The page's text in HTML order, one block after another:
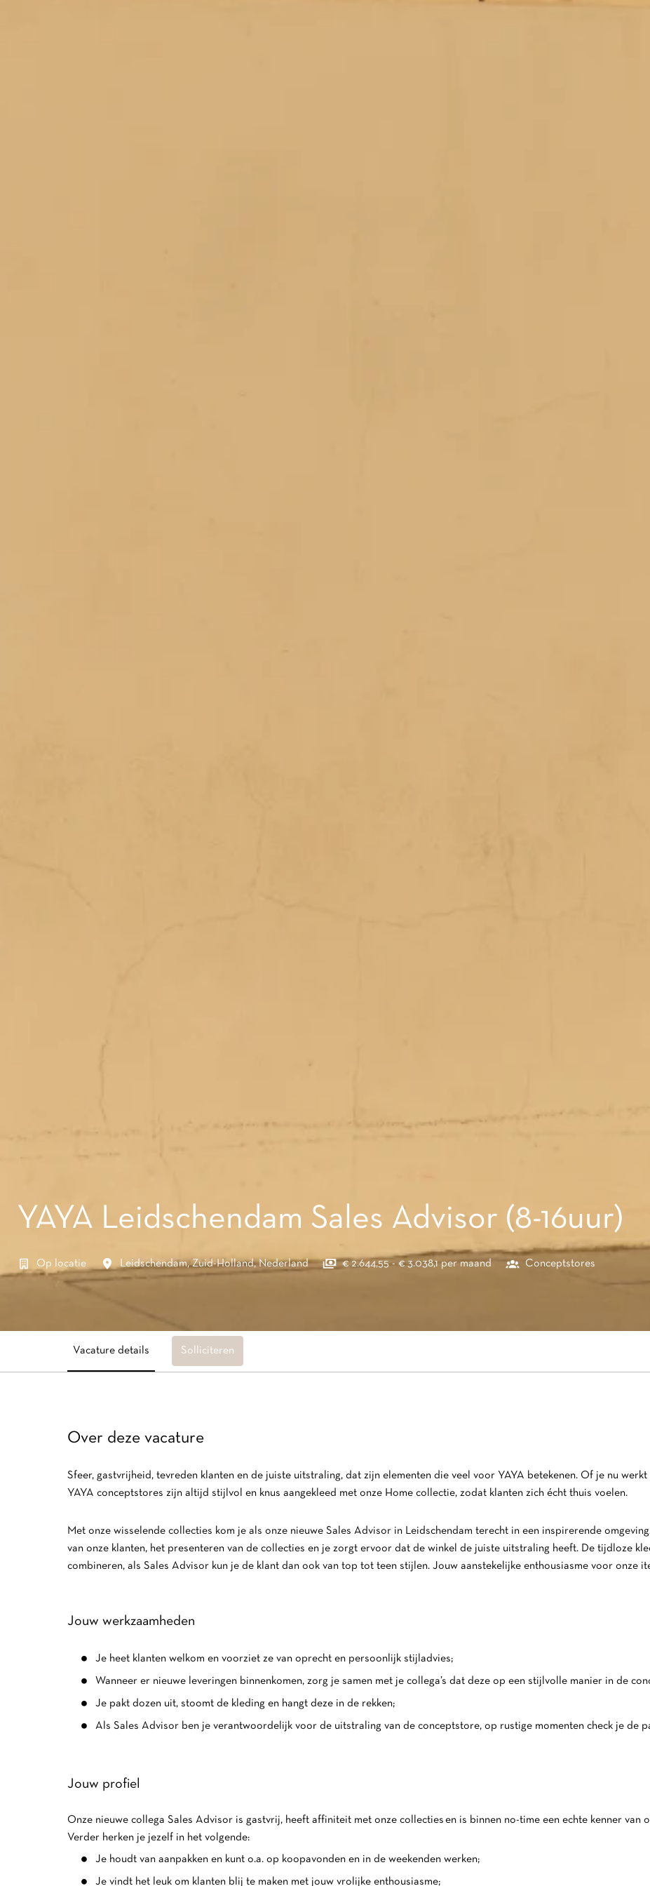
YAYA Leidschendam Sales Advisor (8-16uur)
Op locatie Leidschendam, Zuid-Holland, Nederland € 2.644,55 - € 3.038,1 per maand Conceptstores
Vacature details Solliciteren
Over deze vacature
Sfeer, gastvrijheid, tevreden klanten en de juiste uitstraling, dat zijn elementen die veel voor YAYA betekenen. Of je nu
YAYA conceptstores zijn altijd stijlvol en knus aangekleed met onze Home collectie, zodat klanten zich écht thuis voelen.
Met onze wisselende collecties kom je als onze nieuwe Sales Advisor in Leidschendam terecht in een inspirerende
van onze klanten, het presenteren van de collecties en je zorgt ervoor dat de winkel de juiste uitstraling heeft. De tijdloze
combineren, als Sales Advisor kun je de klant dan ook van top tot teen stijlen. Jouw aanstekelijke enthousiasme voor onze
Jouw werkzaamheden
Je heet klanten welkom en voorziet ze van oprecht en persoonlijk stijladvies;
Wanneer er nieuwe leveringen binnenkomen, zorg je samen met je collega’s dat deze op een stijlvolle manier in de
Je pakt dozen uit, stoomt de kleding en hangt deze in de rekken;
Als Sales Advisor ben je verantwoordelijk voor de uitstraling van de conceptstore, op rustige momenten check je de
Jouw profiel
Onze nieuwe collega Sales Advisor is gastvrij, heeft affiniteit met onze collecties en is binnen no-time een echte kenner van
Verder herken je jezelf in het volgende:
Je houdt van aanpakken en kunt o.a. op koopavonden en in de weekenden werken;
Je vindt het leuk om klanten blij te maken met jouw vrolijke enthousiasme;